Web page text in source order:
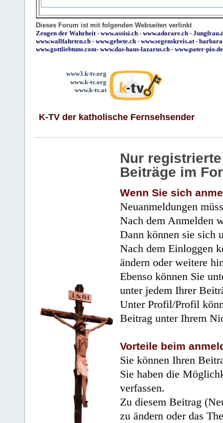
Dieses Forum ist mit folgenden Webseiten verlinkt
Zeugen der Wahrheit- www.assisi.ch - www.adorare.ch -
www.wallfahrten.ch - www.gebete.ch - www.segenskreis.at-
www.gottliebtuns.com- www.das-haus-lazarus.ch - www.pater-pio.de
www3.k-tv.org
www.k-tv.org
www.k-tv.at
K-TV der katholische Fernsehsender
Nur
Beiträge im
Wenn Sie sich
Neuanmeldungen
Nach dem Anmelden
Dann können sie sich
Nach dem Einloggen
ändern oder weitere
Ebenso können Sie
unter jedem Ihrer
Unter Profil/Profil
Beitrag unter Ihrem
Vorteile beim
Sie können Ihren
Sie haben die
verfassen.
Zu diesem Beitrag
zu ändern oder das